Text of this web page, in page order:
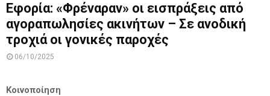
Εφορία: «Φρέναραν» οι εισπράξεις από
αγοραπωλησίες ακινήτων – Σε ανοδική
τροχιά οι γονικές παροχές
06/10/2025
Κοινοποίηση